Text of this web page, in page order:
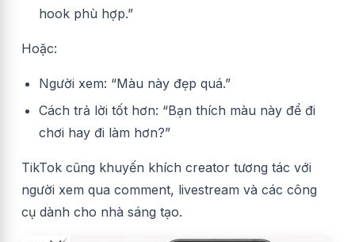
hook phù hợp.”
Hoặc:
Người xem: “Màu này đẹp quá.”
Cách trả lời tốt hơn: “Bạn thích màu này để đi
chơi hay đi làm hơn?”
TikTok cũng khuyến khích creator tương tác với
người xem qua comment, livestream và các công
cụ dành cho nhà sáng tạo.